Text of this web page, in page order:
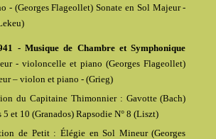
- (Georges Flageollet) Sonate en Sol Majeur -
- Musique de Chambre et Symphonique
- violoncelle et piano (Georges Flageollet)
– violon et piano - (Grieg)
du Capitaine Thimonnier : Gavotte (Bach)
5 et 10 (Granados) Rapsodie N° 8 (Liszt)
de Petit : Élégie en Sol Mineur (Georges